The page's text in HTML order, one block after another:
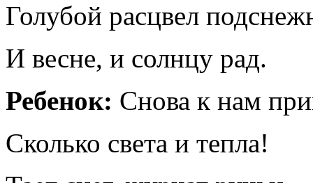
Голубой расцвел
И весне, и солнцу рад.
Ребенок: Снова к нам
Сколько света и тепла!